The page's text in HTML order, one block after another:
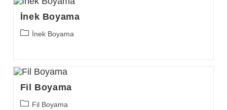
İnek Boyama
Postİnek Boyama
Fil Boyama
PostFil Boyama